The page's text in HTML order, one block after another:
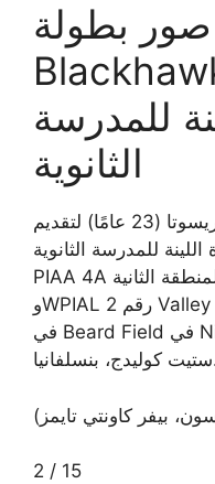
صور بطولة Valley View-
للمدرسة
الثانوية
تستعد لاعبة بلاك هوك كايلي بريسوتا (23 عامًا) لتقديم
للمدرسة الثانوية
PIAA 4A بين بطل المنطقة الثانية Valley View
وWPIAL رقم 2 Valley View، الجمعة 12 يونيو 2026
في Beard Field في Nittany Lion Softball Park في
2 / 15